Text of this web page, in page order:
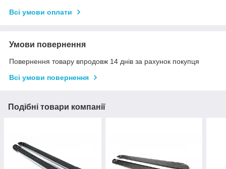
Всі умови оплати
Умови повернення
Повернення товару впродовж 14 днів за рахунок покупця
Всі умови повернення
Подібні товари компанії